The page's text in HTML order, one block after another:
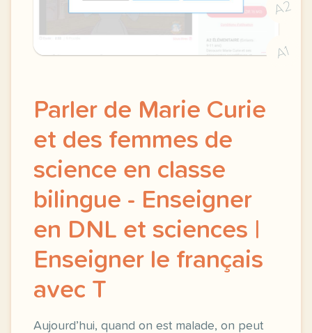
A2
A1
Parler de Marie Curie
et des femmes de
science en classe
bilingue - Enseigner
en DNL et sciences |
Enseigner le français
avec T
Aujourd’hui, quand on est malade, on peut